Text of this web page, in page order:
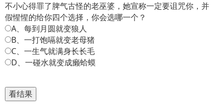
不小心得罪了脾气古怪的老巫婆，她宣称一定要诅咒你，并
假惺惺的给你四个选择，你会选哪一个？
A、每到月圆就变狼人
B、一打饱嗝就变老母猪
C、一生气就满身长长毛
D、一碰水就变成癞蛤蟆